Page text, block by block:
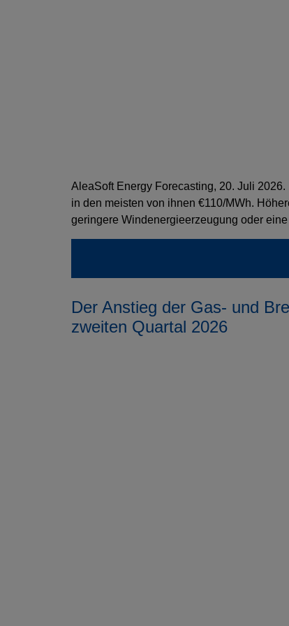
AleaSoft Energy Forecasting, 20. Juli
in den meisten von ihnen €110/MWh.
geringere Windenergieerzeugung oder
Der Anstieg der Gas- und
zweiten Quartal 2026